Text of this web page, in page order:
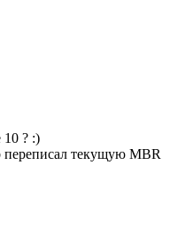
10 ? :)
переписал текущую MBR